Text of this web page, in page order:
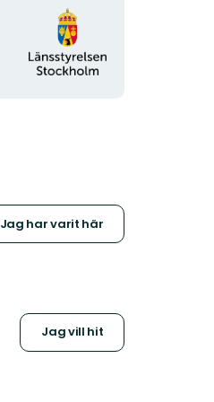
Organisationens
logotyp
Jag har varit här
Jag vill hit